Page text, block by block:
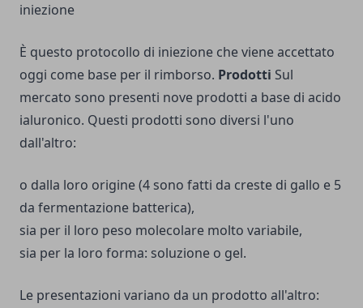
iniezione
È questo protocollo di iniezione che viene accettato
oggi come base per il rimborso. Prodotti Sul
mercato sono presenti nove prodotti a base di acido
ialuronico. Questi prodotti sono diversi l'uno
dall'altro:
o dalla loro origine (4 sono fatti da creste di gallo e 5
da fermentazione batterica),
sia per il loro peso molecolare molto variabile,
sia per la loro forma: soluzione o gel.
Le presentazioni variano da un prodotto all'altro: